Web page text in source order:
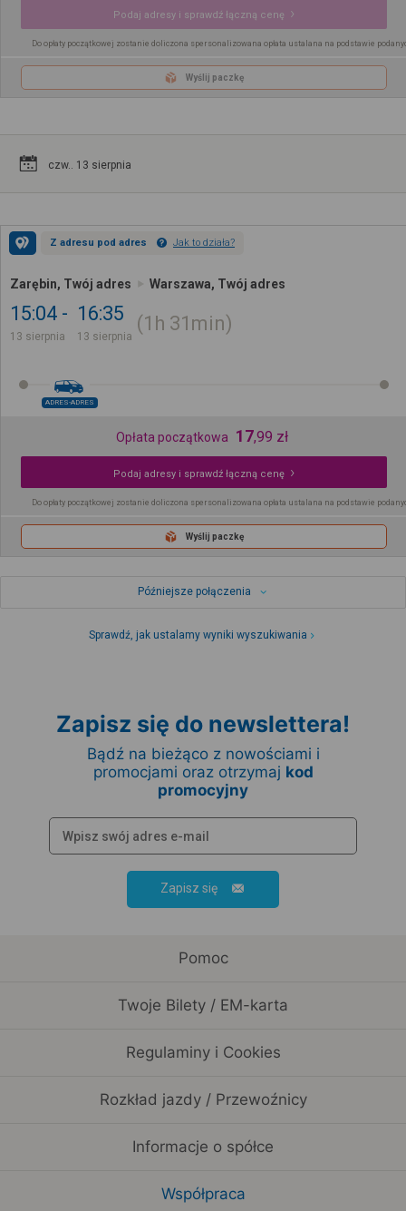
Podaj adresy i sprawdź łączną cenę
Do opłaty początkowej zostanie doliczona spersonalizowana opłata ustalana na podstawie
Wyślij paczkę
czw.. 13 sierpnia
Z adresu pod adres Jak to działa?
Zarębin, Twój adres Warszawa, Twój adres
15:04
13 sierpnia
16:35
13 sierpnia
1h 31min
ADRES-ADRES
Opłata początkowa 17,99 zł
Podaj adresy i sprawdź łączną cenę
Do opłaty początkowej zostanie doliczona spersonalizowana opłata ustalana na podstawie
Wyślij paczkę
Późniejsze połączenia
Sprawdź, jak ustalamy wyniki wyszukiwania
Zapisz się do newslettera!
Bądź na bieżąco z nowościami i
promocjami oraz otrzymaj kod
promocyjny
Zapisz się
Pomoc
Twoje Bilety / EM-karta
Regulaminy i Cookies
Rozkład jazdy / Przewoźnicy
Informacje o spółce
Współpraca